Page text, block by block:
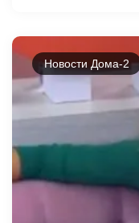
Новости Дома-2